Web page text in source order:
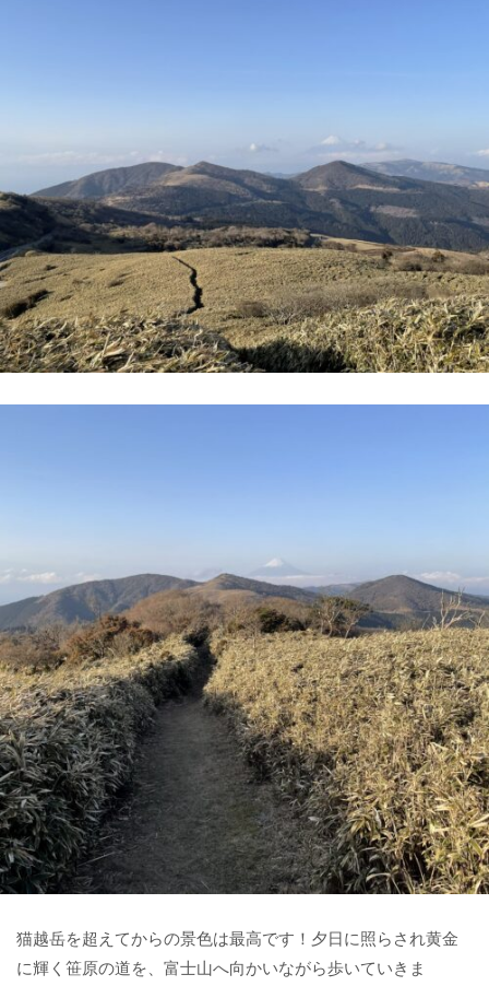
猫越岳を超えてからの景色は最高です！夕日に照らされ黄金
に輝く笹原の道を、富士山へ向かいながら歩いていきま